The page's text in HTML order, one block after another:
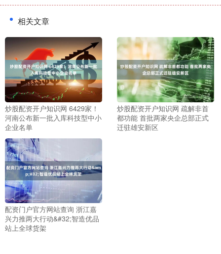
相关文章
炒股配资开户知识网 6429家！
河南公布新一批入库科技型中小
企业名单
炒股配资开户知识网 疏解非首
都功能 首批两家央企总部正式
迁驻雄安新区
配资门户官方网站查询 浙江嘉
兴力推两大行动&#32;智造优品
站上全球货架